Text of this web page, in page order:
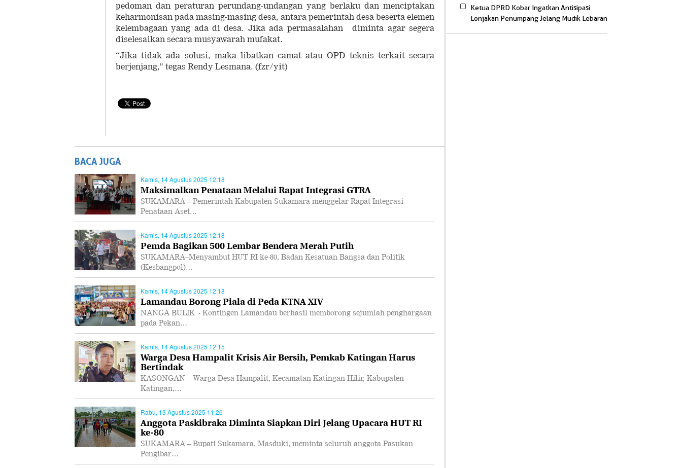
pedoman dan peraturan perundang-undangan yang berlaku dan menciptakan
keharmonisan pada masing-masing desa, antara pemerintah desa beserta elemen
kelembagaan yang ada di desa. Jika ada permasalahan diminta agar segera
diselesaikan secara musyawarah mufakat.
“Jika tidak ada solusi, maka libatkan camat atau OPD teknis terkait secara
berjenjang," tegas Rendy Lesmana. (fzr/yit)
BACA JUGA
Kamis, 14 Agustus 2025 12:18
Maksimalkan Penataan Melalui Rapat Integrasi GTRA
SUKAMARA – Pemerintah Kabupaten Sukamara menggelar Rapat Integrasi
Penataan Aset…
Kamis, 14 Agustus 2025 12:18
Pemda Bagikan 500 Lembar Bendera Merah Putih
SUKAMARA–Menyambut HUT RI ke-80, Badan Kesatuan Bangsa dan Politik
(Kesbangpol)…
Kamis, 14 Agustus 2025 12:18
Lamandau Borong Piala di Peda KTNA XIV
NANGA BULIK - Kontingen Lamandau berhasil memborong sejumlah penghargaan
pada Pekan…
Kamis, 14 Agustus 2025 12:15
Warga Desa Hampalit Krisis Air Bersih, Pemkab Katingan Harus
Bertindak
KASONGAN – Warga Desa Hampalit, Kecamatan Katingan Hilir, Kabupaten
Katingan,…
Rabu, 13 Agustus 2025 11:26
Anggota Paskibraka Diminta Siapkan Diri Jelang Upacara HUT RI
ke-80
SUKAMARA – Bupati Sukamara, Masduki, meminta seluruh anggota Pasukan
Pengibar…
Ketua DPRD Kobar Ingatkan Antisipasi
Lonjakan Penumpang Jelang Mudik Lebaran